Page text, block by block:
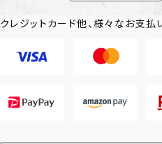
クレジットカード他、様々なお支